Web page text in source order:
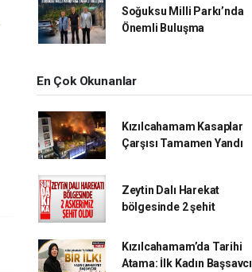
Soğuksu Milli Parkı’nda
Önemli Buluşma
En Çok Okunanlar
Kızılcahamam Kasaplar
Çarşısı Tamamen Yandı
Zeytin Dalı Harekat
bölgesinde 2 şehit
Kızılcahamam’da Tarihi
Atama: İlk Kadın Başsavcı